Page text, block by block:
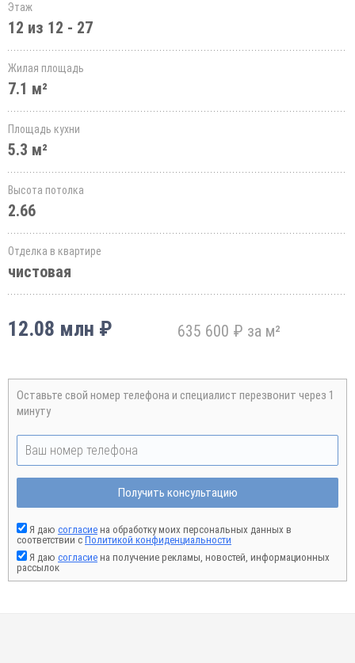
Этаж
12 из 12 - 27
Жилая площадь
7.1 м²
Площадь кухни
5.3 м²
Высота потолка
2.66
Отделка в квартире
чистовая
12.08 млн ₽ 635 600 ₽ за м²
Оставьте свой номер телефона и специалист перезвонит через 1
минуту
Получить консультацию
Я даю согласие на обработку моих персональных данных в
соответствии с Политикой конфиденциальности
Я даю согласие на получение рекламы, новостей, информационных
рассылок